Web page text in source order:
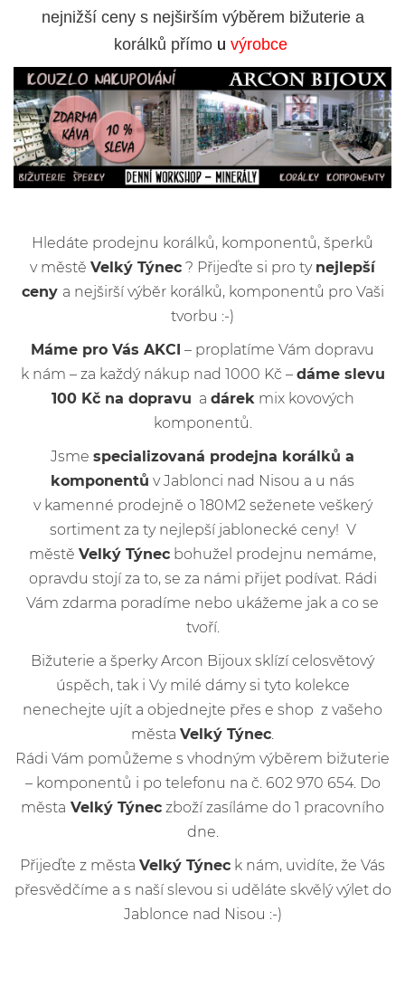
nejnižší ceny s nejširším výběrem bižuterie a
korálků přímo u výrobce
Hledáte prodejnu korálků, komponentů, šperků
v městě Velký Týnec ? Přijeďte si pro ty nejlepší
ceny a nejširší výběr korálků, komponentů pro Vaši
tvorbu :-)
Máme pro Vás AKCI – proplatíme Vám dopravu
k nám – za každý nákup nad 1000 Kč – dáme slevu
100 Kč na dopravu a dárek mix kovových
komponentů.
Jsme specializovaná prodejna korálků a
komponentů v Jablonci nad Nisou a u nás
v kamenné prodejně o 180M2 seženete veškerý
sortiment za ty nejlepší jablonecké ceny! V
městě Velký Týnec bohužel prodejnu nemáme,
opravdu stojí za to, se za námi přijet podívat. Rádi
Vám zdarma poradíme nebo ukážeme jak a co se
tvoří.
Bižuterie a šperky Arcon Bijoux sklízí celosvětový
úspěch, tak i Vy milé dámy si tyto kolekce
nenechejte ujít a objednejte přes e shop z vašeho
města Velký Týnec
Rádi Vám pomůžeme s vhodným výběrem bižuterie
– komponentů i po telefonu na č. 602 970 654. Do
města Velký Týnec zboží zasíláme do 1 pracovního
dne.
Přijeďte z města Velký Týnec k nám, uvidíte, že Vás
přesvědčíme a s naší slevou si uděláte skvělý výlet do
Jablonce nad Nisou :-)